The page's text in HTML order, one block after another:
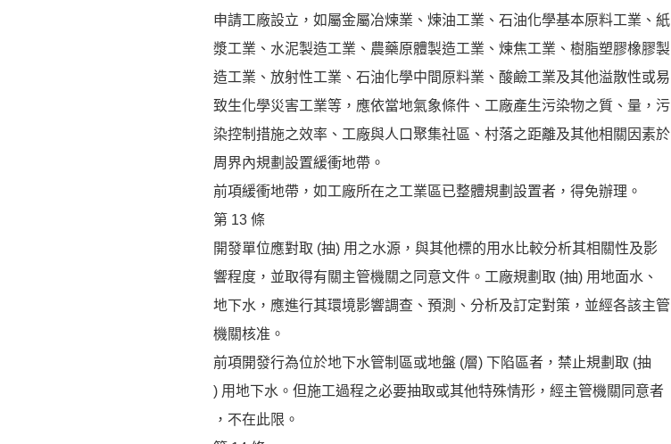
申請工廠設立，如屬金屬冶煉業、煉油工業、石油化學基本原料工業、紙
漿工業、水泥製造工業、農藥原體製造工業、煉焦工業、樹脂塑膠橡膠製
造工業、放射性工業、石油化學中間原料業、酸鹼工業及其他溢散性或易
致生化學災害工業等，應依當地氣象條件、工廠產生污染物之質、量，污
染控制措施之效率、工廠與人口聚集社區、村落之距離及其他相關因素於
周界內規劃設置緩衝地帶。
前項緩衝地帶，如工廠所在之工業區已整體規劃設置者，得免辦理。
第 13 條
開發單位應對取 (抽) 用之水源，與其他標的用水比較分析其相關性及影
響程度，並取得有關主管機關之同意文件。工廠規劃取 (抽) 用地面水、
地下水，應進行其環境影響調查、預測、分析及訂定對策，並經各該主管
機關核准。
前項開發行為位於地下水管制區或地盤 (層) 下陷區者，禁止規劃取 (抽
) 用地下水。但施工過程之必要抽取或其他特殊情形，經主管機關同意者
，不在此限。